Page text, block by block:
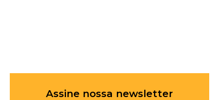
Assine nossa newsletter